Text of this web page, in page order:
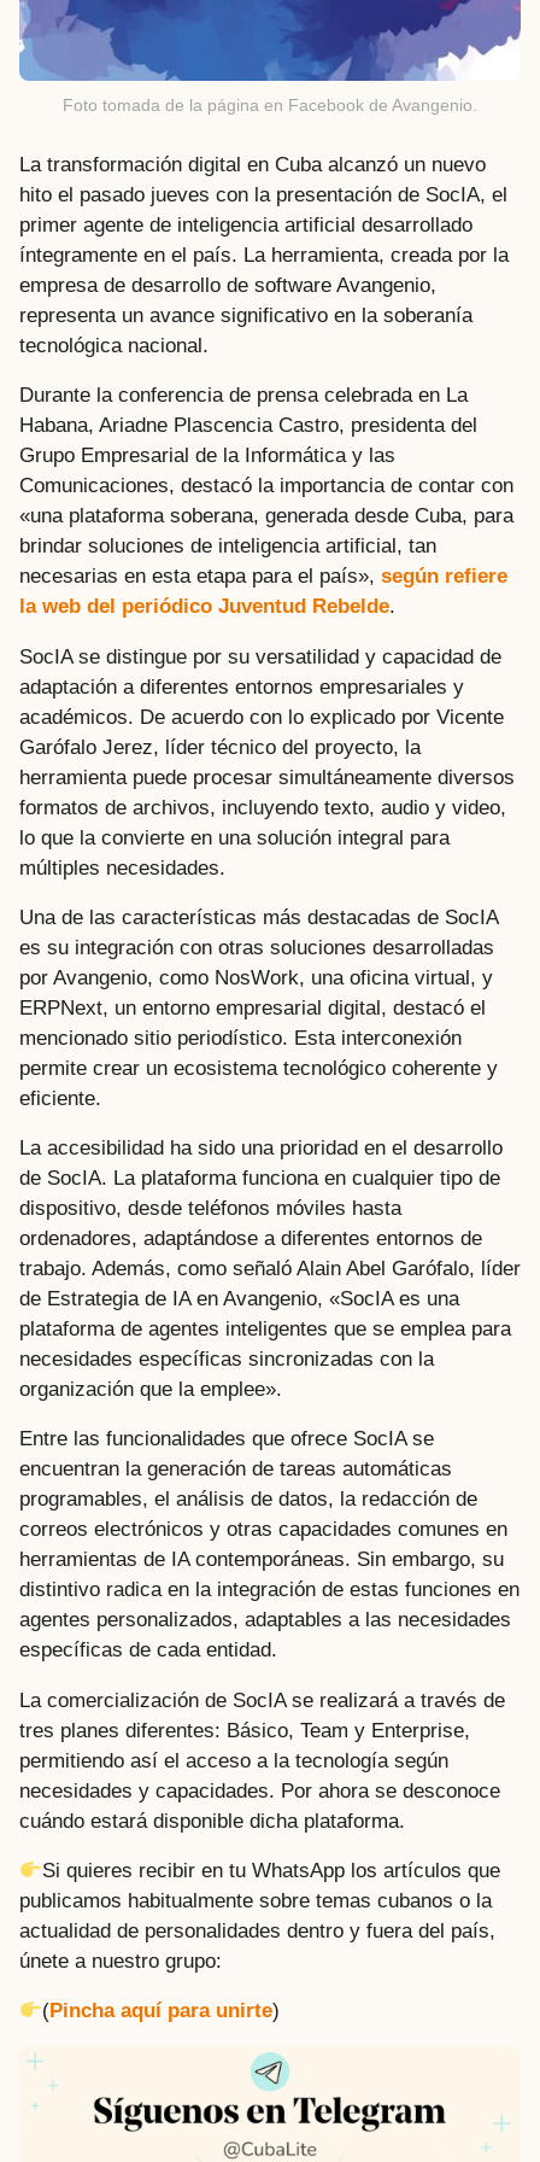
Foto tomada de la página en Facebook de Avangenio.
La transformación digital en Cuba alcanzó un nuevo
hito el pasado jueves con la presentación de SocIA, el
primer agente de inteligencia artificial desarrollado
íntegramente en el país. La herramienta, creada por la
empresa de desarrollo de software Avangenio,
representa un avance significativo en la soberanía
tecnológica nacional.
Durante la conferencia de prensa celebrada en La
Habana, Ariadne Plascencia Castro, presidenta del
Grupo Empresarial de la Informática y las
Comunicaciones, destacó la importancia de contar con
«una plataforma soberana, generada desde Cuba, para
brindar soluciones de inteligencia artificial, tan
necesarias en esta etapa para el país», según refiere
la web del periódico Juventud Rebelde.
SocIA se distingue por su versatilidad y capacidad de
adaptación a diferentes entornos empresariales y
académicos. De acuerdo con lo explicado por Vicente
Garófalo Jerez, líder técnico del proyecto, la
herramienta puede procesar simultáneamente diversos
formatos de archivos, incluyendo texto, audio y video,
lo que la convierte en una solución integral para
múltiples necesidades.
Una de las características más destacadas de SocIA
es su integración con otras soluciones desarrolladas
por Avangenio, como NosWork, una oficina virtual, y
ERPNext, un entorno empresarial digital, destacó el
mencionado sitio periodístico. Esta interconexión
permite crear un ecosistema tecnológico coherente y
eficiente.
La accesibilidad ha sido una prioridad en el desarrollo
de SocIA. La plataforma funciona en cualquier tipo de
dispositivo, desde teléfonos móviles hasta
ordenadores, adaptándose a diferentes entornos de
trabajo. Además, como señaló Alain Abel Garófalo, líder
de Estrategia de IA en Avangenio, «SocIA es una
plataforma de agentes inteligentes que se emplea para
necesidades específicas sincronizadas con la
organización que la emplee».
Entre las funcionalidades que ofrece SocIA se
encuentran la generación de tareas automáticas
programables, el análisis de datos, la redacción de
correos electrónicos y otras capacidades comunes en
herramientas de IA contemporáneas. Sin embargo, su
distintivo radica en la integración de estas funciones en
agentes personalizados, adaptables a las necesidades
específicas de cada entidad.
La comercialización de SocIA se realizará a través de
tres planes diferentes: Básico, Team y Enterprise,
permitiendo así el acceso a la tecnología según
necesidades y capacidades. Por ahora se desconoce
cuándo estará disponible dicha plataforma.
Si quieres recibir en tu WhatsApp los artículos que
publicamos habitualmente sobre temas cubanos o la
actualidad de personalidades dentro y fuera del país,
únete a nuestro grupo:
(Pincha aquí para unirte)